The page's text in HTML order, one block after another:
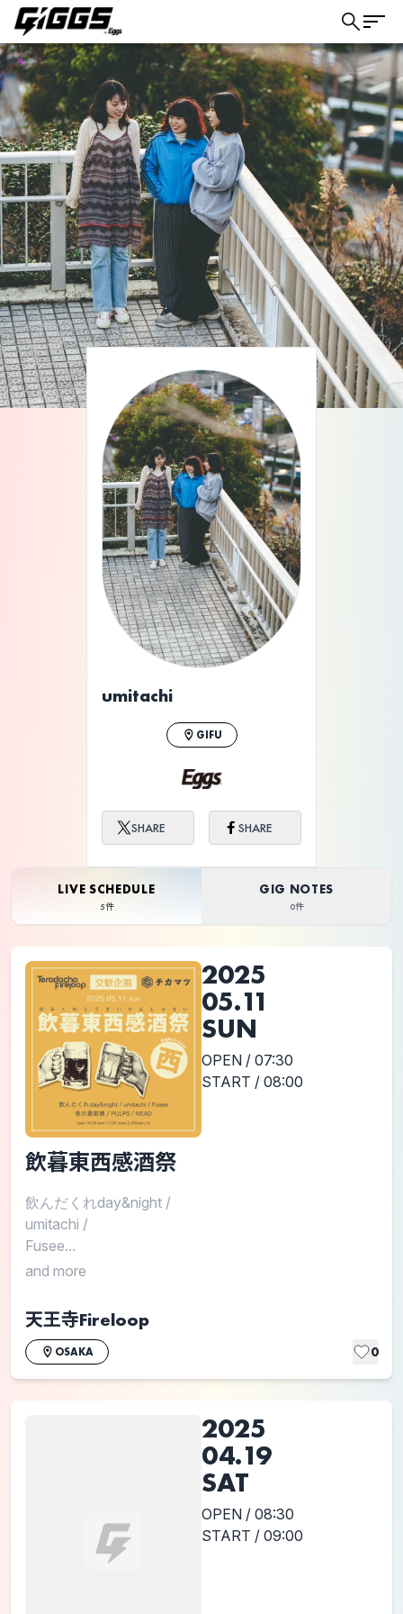
ライブ体験をもっと楽しく、もっと便利
umitachi
GIFU
SHARE SHARE
こちら
LIVE SCHEDULE
5件
GIG NOTES
0件
2025
05.11
SUN
OPEN / 07:30
START / 08:00
飲暮東西感酒祭
飲んだくれday&night /
umitachi /
Fusee...
and more
天王寺Fireloop
OSAKA 0
2025
04.19
SAT
OPEN / 08:30
START / 09:00